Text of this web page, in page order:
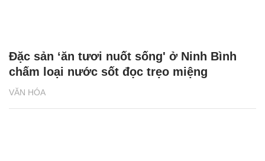
VĂN HÓA
Đặc sản ‘ăn tươi nuốt sống' ở Ninh Bình
chấm loại nước sốt đọc trẹo miệng